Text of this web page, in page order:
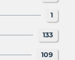
1
133
109